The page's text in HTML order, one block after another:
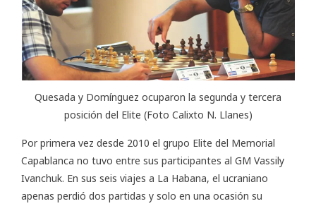
Quesada y Domínguez ocuparon la segunda y tercera
posición del Elite (Foto Calixto N. Llanes)
Por primera vez desde 2010 el grupo Elite del Memorial
Capablanca no tuvo entre sus participantes al GM Vassily
Ivanchuk. En sus seis viajes a La Habana, el ucraniano
apenas perdió dos partidas y solo en una ocasión su